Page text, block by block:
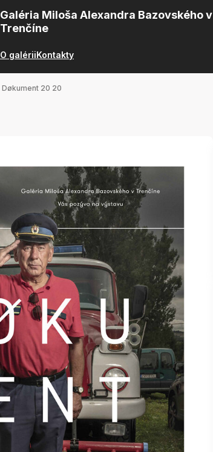
Galéria Miloša Alexandra Bazovského v
Trenčíne
O galériiKontakty
Døkument 20 20